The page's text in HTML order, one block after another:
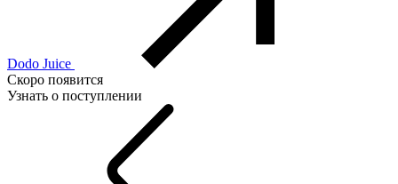
Dodo Juice
Скоро появится
Узнать о поступлении